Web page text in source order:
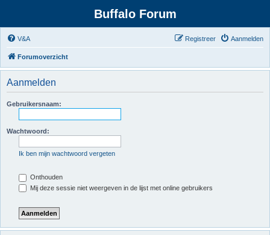
Buffalo Forum
V&A Aanmelden
Registreer
Forumoverzicht
Aanmelden
Gebruikersnaam:
Wachtwoord:
Ik ben mijn wachtwoord vergeten
Onthouden
Mij deze sessie niet weergeven in de lijst met online gebruikers